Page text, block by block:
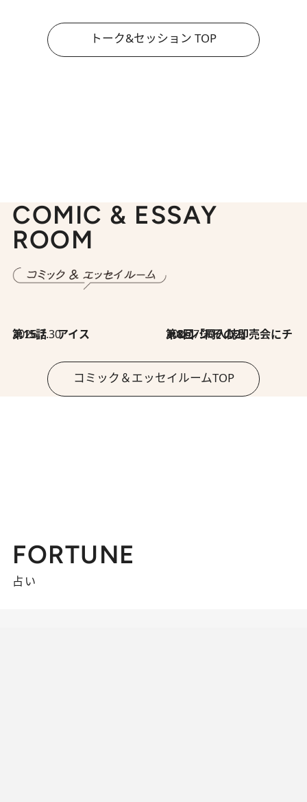
トーク&セッション TOP
COMIC & ESSAY
ROOM
2026.7.30
第15話 アイス 2026.7.30
第8回「同人誌即売会にチャレンジ その2」
コミック＆エッセイルームTOP
FORTUNE
占い